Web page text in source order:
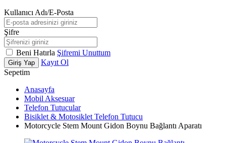
Kullanıcı Adı/E-Posta
Şifre
Beni Hatırla Şifremi Unuttum
Giriş Yap
Kayıt Ol
Sepetim
Anasayfa
Mobil Aksesuar
Telefon Tutucular
Bisiklet & Motosiklet Telefon Tutucu
Motorcycle Stem Mount Gidon Boynu Bağlantı Aparatı